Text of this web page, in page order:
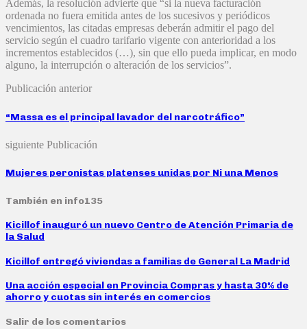
Además, la resolución advierte que “si la nueva facturación
ordenada no fuera emitida antes de los sucesivos y periódicos
vencimientos, las citadas empresas deberán admitir el pago del
servicio según el cuadro tarifario vigente con anterioridad a los
incrementos establecidos (…), sin que ello pueda implicar, en modo
alguno, la interrupción o alteración de los servicios”.
Publicación anterior
“Massa es el principal lavador del narcotráfico”
siguiente Publicación
Mujeres peronistas platenses unidas por Ni una Menos
También en info135
Kicillof inauguró un nuevo Centro de Atención Primaria de
la Salud
Kicillof entregó viviendas a familias de General La Madrid
Una acción especial en Provincia Compras y hasta 30% de
ahorro y cuotas sin interés en comercios
Salir de los comentarios